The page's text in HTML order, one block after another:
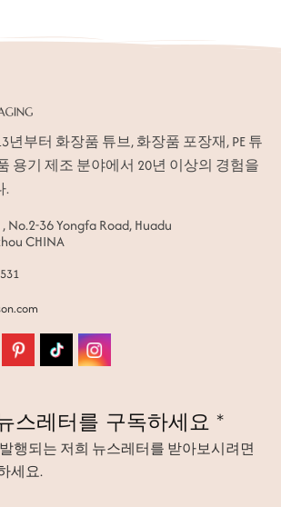
년부터 화장품 튜브, 화장품 포장재, PE 튜
용기 제조 분야에서 20년 이상의 경험을
.
No.2-36 Yongfa Road, Huadu
CHINA
스레터를 구독하세요 *
행되는 저희 뉴스레터를 받아보시려면
세요.